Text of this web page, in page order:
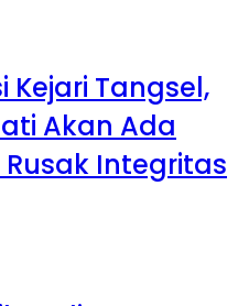
Kejari Tangsel,
Akan Ada
Integritas